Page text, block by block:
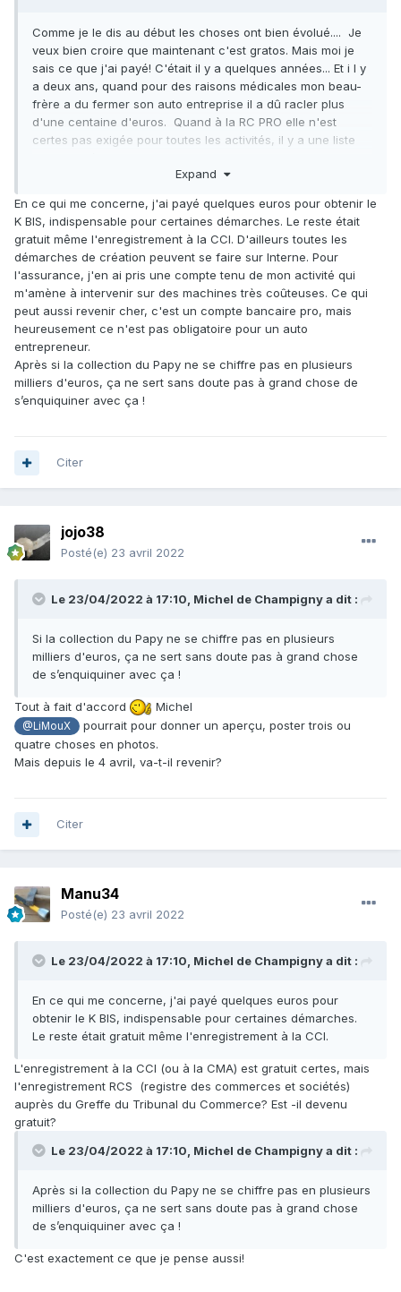
Comme je le dis au début les choses ont bien évolué.... Je
veux bien croire que maintenant c'est gratos. Mais moi je
sais ce que j'ai payé! C'était il y a quelques années... Et i l y
a deux ans, quand pour des raisons médicales mon beau-
frère a du fermer son auto entreprise il a dû racler plus
d'une centaine d'euros. Quand à la RC PRO elle n'est
certes pas exigée pour toutes les activités, il y a une liste
toutefois conseillé d'en avoir une. Tu vends un minéral plus
t'écoute plus ou moins, il se rend malade et ça te retombe
sur la gueule. D'accord, c'est rare ce genre d'affaire, mais
ça reste possible (surtout dans la société actuelle). Et là tu
te dis qu'une assurance est la bienvenue.
Mais j'ai quand même un doute sur la gratuité.
L'enregistrement et les modifications auprès du tribunal du
commerce reste obligatoire (à moins que ça aussi ça ait
changé), et le mot "gratuit" n'est pas vraiment dans leur
langage. Même pour un K BIS original tu racles!
Expand
En ce qui me concerne, j'ai payé quelques euros pour obtenir le
K BIS, indispensable pour certaines démarches. Le reste était
gratuit même l'enregistrement à la CCI. D'ailleurs toutes les
démarches de création peuvent se faire sur Interne. Pour
l'assurance, j'en ai pris une compte tenu de mon activité qui
m'amène à intervenir sur des machines très coûteuses. Ce qui
peut aussi revenir cher, c'est un compte bancaire pro, mais
heureusement ce n'est pas obligatoire pour un auto
entrepreneur.
Après si la collection du Papy ne se chiffre pas en plusieurs
milliers d'euros, ça ne sert sans doute pas à grand chose de
s’enquiquiner avec ça !
Citer
jojo38
Posté(e) 23 avril 2022
Le 23/04/2022 à 17:10, Michel de Champignya dit :
Si la collection du Papy ne se chiffre pas en plusieurs
milliers d'euros, ça ne sert sans doute pas à grand chose
de s’enquiquiner avec ça !
Tout à fait d'accord Michel
@LiMouX
pourrait pour donner un aperçu, poster trois ou
quatre choses en photos.
Mais depuis le 4 avril, va-t-il revenir?
Citer
Manu34
Posté(e) 23 avril 2022
Le 23/04/2022 à 17:10, Michel de Champignya dit :
En ce qui me concerne, j'ai payé quelques euros pour
obtenir le K BIS, indispensable pour certaines démarches.
Le reste était gratuit même l'enregistrement à la CCI.
L'enregistrement à la CCI (ou à la CMA) est gratuit certes, mais
l'enregistrement RCS (registre des commerces et sociétés)
auprès du Greffe du Tribunal du Commerce? Est -il devenu
gratuit?
Le 23/04/2022 à 17:10, Michel de Champignya dit :
Après si la collection du Papy ne se chiffre pas en plusieurs
milliers d'euros, ça ne sert sans doute pas à grand chose
de s’enquiquiner avec ça !
C'est exactement ce que je pense aussi!